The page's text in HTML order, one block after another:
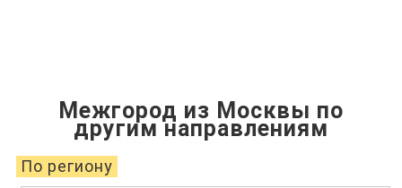
Межгород из Москвы по
другим направлениям
По региону